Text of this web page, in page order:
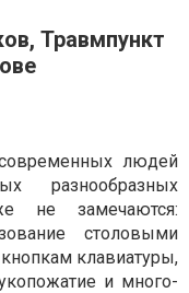
Травмпункт
людей
разнообразных
не замечаются:
столовыми
клавиатуры,
и много-